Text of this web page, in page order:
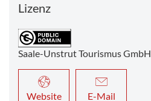
Lizenz
Saale-Unstrut Tourismus GmbH
Website E-Mail